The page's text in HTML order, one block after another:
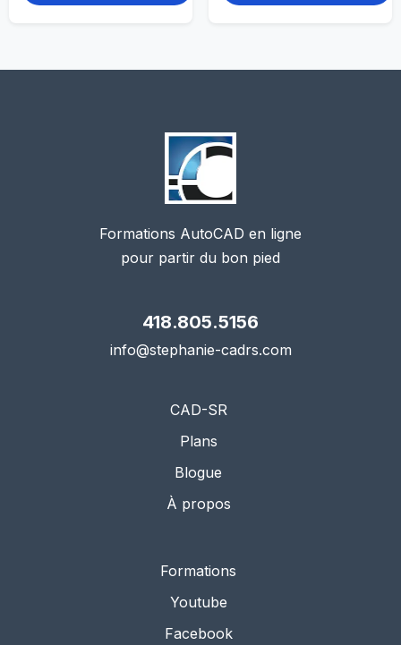
Formations AutoCAD en ligne
pour partir du bon pied
418.805.5156
info@stephanie-cadrs.com
CAD-SR
Plans
Blogue
À propos
Formations
Youtube
Facebook